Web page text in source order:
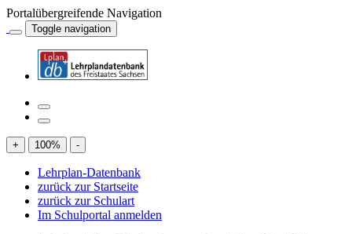
Portalübergreifende Navigation
Toggle navigation
+ 100% -
Lehrplan-Datenbank
zurück zur Startseite
zurück zur Schulart
Im Schulportal anmelden